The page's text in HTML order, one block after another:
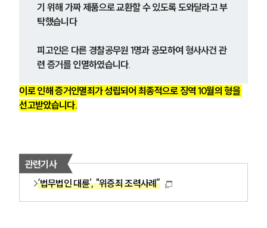
그룹소개
글로벌 파트너 로펌
통합검색
AI대륜
기 위해 가짜 제품으로 교환할 수 있도록 도와달라고 부
탁했습니다
피고인은 다른 경찰공무원 1명과 공모하여 형사사건 관
련 증거를 인멸하였습니다.
이로 인해 증거인멸죄가 성립되어 최종적으로 징역 10월의 형을
선고받았습니다.
관련기사
‘법무법인 대륜’, "위증죄 조력사례”